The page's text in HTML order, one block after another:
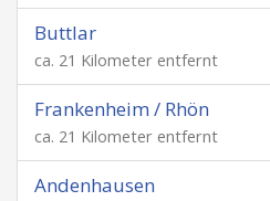
Buttlar
ca. 21 Kilometer entfernt
Frankenheim / Rhön
ca. 21 Kilometer entfernt
Andenhausen